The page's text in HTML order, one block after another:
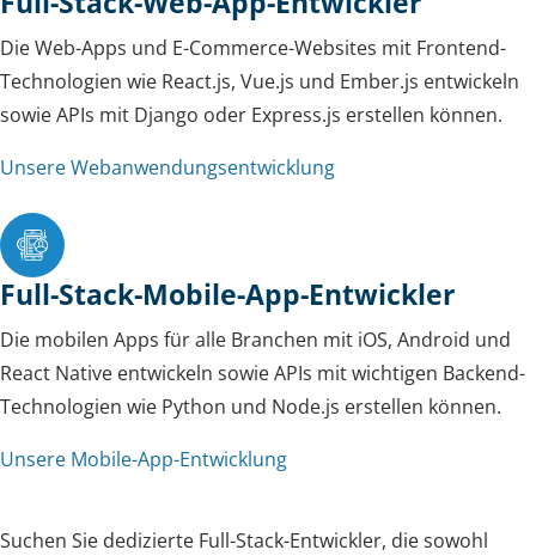
Die Web-Apps und E-Commerce-Websites mit Frontend-
Technologien wie React.js, Vue.js und Ember.js entwickeln
sowie APIs mit Django oder Express.js erstellen können.
Unsere Webanwendungsentwicklung
Full-Stack-Mobile-App-Entwickler
Die mobilen Apps für alle Branchen mit iOS, Android und
React Native entwickeln sowie APIs mit wichtigen Backend-
Technologien wie Python und Node.js erstellen können.
Unsere Mobile-App-Entwicklung
Suchen Sie dedizierte Full-Stack-Entwickler, die sowohl